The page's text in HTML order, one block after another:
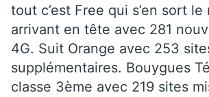
tout c’est Free qui s’en sort le
arrivant en tête avec 281
4G. Suit Orange avec 253
supplémentaires. Bouygues
classe 3ème avec 219 sites